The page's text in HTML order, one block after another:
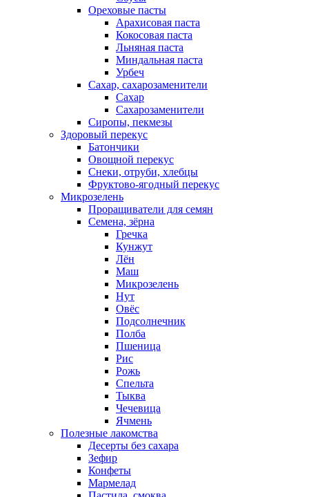
Ореховые пасты
Арахисовая паста
Кокосовая паста
Льняная паста
Миндальная паста
Урбеч
Сахар, сахарозаменители
Сахар
Сахарозаменители
Сиропы, пекмезы
Здоровый перекус
Батончики
Овощной перекус
Снеки, отруби, хлебцы
Фруктово-ягодный перекус
Микрозелень
Проращиватели для семян
Семена, зёрна
Гречка
Кунжут
Лён
Маш
Микрозелень
Нут
Овёс
Подсолнечник
Полба
Пшеница
Рис
Рожь
Спельта
Тыква
Чечевица
Ячмень
Полезные лакомства
Десерты без сахара
Зефир
Конфеты
Мармелад